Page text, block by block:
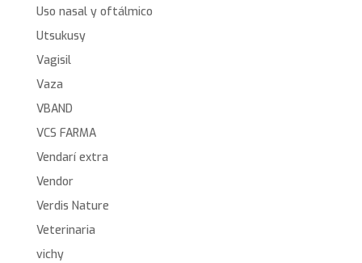
Uso nasal y oftálmico
Utsukusy
Vagisil
Vaza
VBAND
VCS FARMA
Vendarí extra
Vendor
Verdis Nature
Veterinaria
vichy